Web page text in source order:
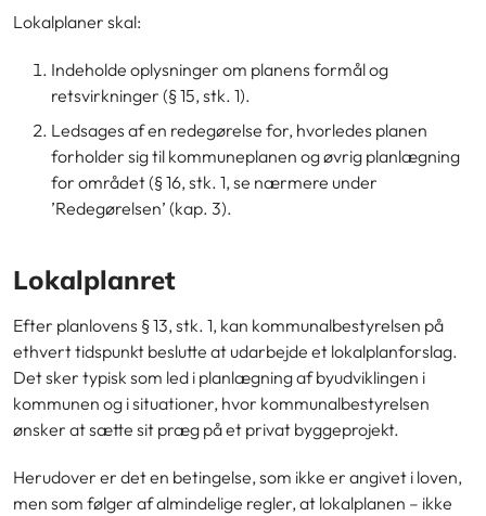
Lokalplaner skal:
Indeholde oplysninger om planens formål og
retsvirkninger (§ 15, stk. 1).
Ledsages af en redegørelse for, hvorledes planen
forholder sig til kommuneplanen og øvrig planlægning
for området (§ 16, stk. 1, se nærmere under
’Redegørelsen’ (kap. 3).
Lokalplanret
Efter planlovens § 13, stk. 1, kan kommunalbestyrelsen på
ethvert tidspunkt beslutte at udarbejde et lokalplanforslag.
Det sker typisk som led i planlægning af byudviklingen i
kommunen og i situationer, hvor kommunalbestyrelsen
ønsker at sætte sit præg på et privat byggeprojekt.
Herudover er det en betingelse, som ikke er angivet i loven,
men som følger af almindelige regler, at lokalplanen – ikke